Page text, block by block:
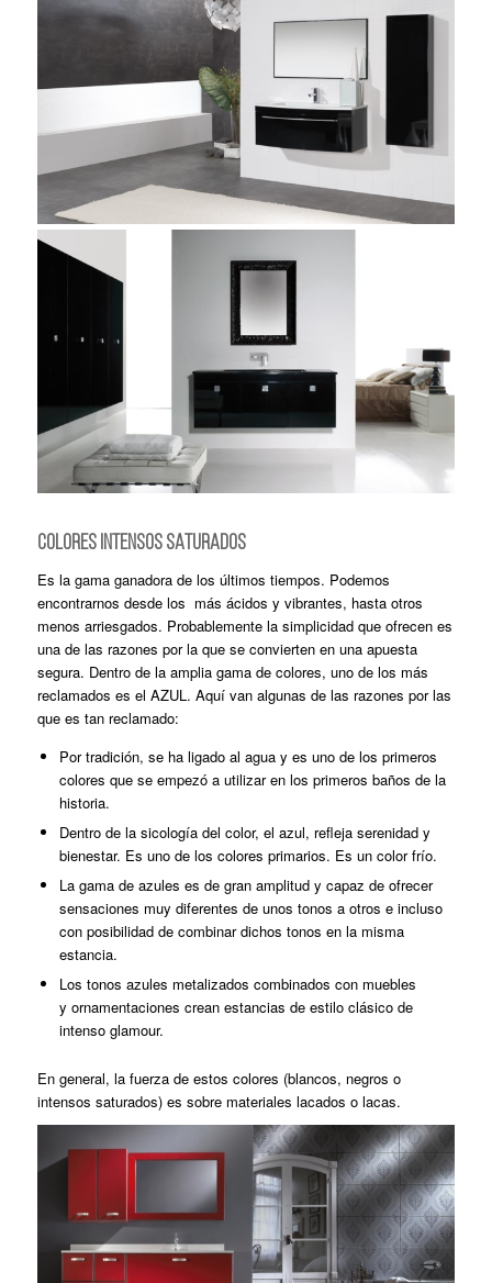
COLORES INTENSOS SATURADOS
Es la gama ganadora de los últimos tiempos. Podemos
encontrarnos desde los más ácidos y vibrantes, hasta otros
menos arriesgados. Probablemente la simplicidad que ofrecen es
una de las razones por la que se convierten en una apuesta
segura. Dentro de la amplia gama de colores, uno de los más
reclamados es el AZUL. Aquí van algunas de las razones por las
que es tan reclamado:
Por tradición, se ha ligado al agua y es uno de los primeros
colores que se empezó a utilizar en los primeros baños de la
historia.
Dentro de la sicología del color, el azul, refleja serenidad y
bienestar. Es uno de los colores primarios. Es un color frío.
La gama de azules es de gran amplitud y capaz de ofrecer
sensaciones muy diferentes de unos tonos a otros e incluso
con posibilidad de combinar dichos tonos en la misma
estancia.
Los tonos azules metalizados combinados con muebles
y ornamentaciones crean estancias de estilo clásico de
intenso glamour.
En general, la fuerza de estos colores (blancos, negros o
intensos saturados) es sobre materiales lacados o lacas.